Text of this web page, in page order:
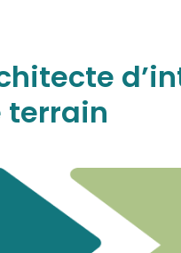
terrain